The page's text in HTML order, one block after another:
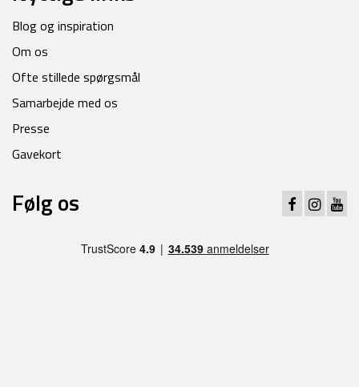
Blog og inspiration
Om os
Ofte stillede spørgsmål
Samarbejde med os
Presse
Gavekort
Følg os